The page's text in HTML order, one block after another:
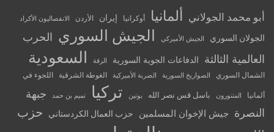
أبو محمد الجولاني ألمانيا أوكرانيا إيران الأردن الانفصاليون الأكراد
الجولان السوري الجيش الأميركي الجيش السوري الحرب
العالمية الثالثة
الدفاعات الجوية السورية الرقة السعودية
الشمال السوري الصواريخ السورية الضربة الأميركية الغوطة الشرقية اللجوء في
ألمانيا المتنورون باسل قس نصر الله بوتين تركيا تميم بن حمد
جبهة
النصرة
جيش الإخوان المسلمين حزب العمال الكردستاني
حزب